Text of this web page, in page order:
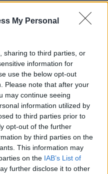
My Personal
sharing to third parties, or
information for
use the below opt-out
Please note that after your
may continue seeing
information utilized by
to third parties prior to
opt-out of the further
by third parties on the
This information may
on the IAB’s List of
further disclose it to other
Jihlava • linkový střídač • mzda
(Jihlava, okres Jihlava)
Jihlava • obsluha CNC strojů •
Kč • příspěvek na ubytování
Jihlava • CNC operátor• mzda
příspěvek na ubytování (Jihlava,
• montážní dělník • mzda 44.700
(Jihlava, okres Jihlava)
Jihlava • práce ve skladu • mzda
Kč • ubytování (Jihlava, okres